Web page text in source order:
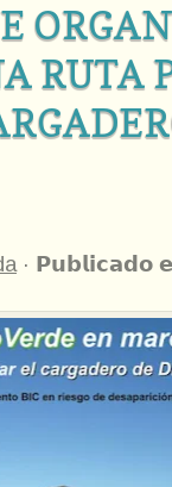
RUTA
· 𝗣𝘂𝗯𝗹𝗶𝗰𝗮𝗱𝗼